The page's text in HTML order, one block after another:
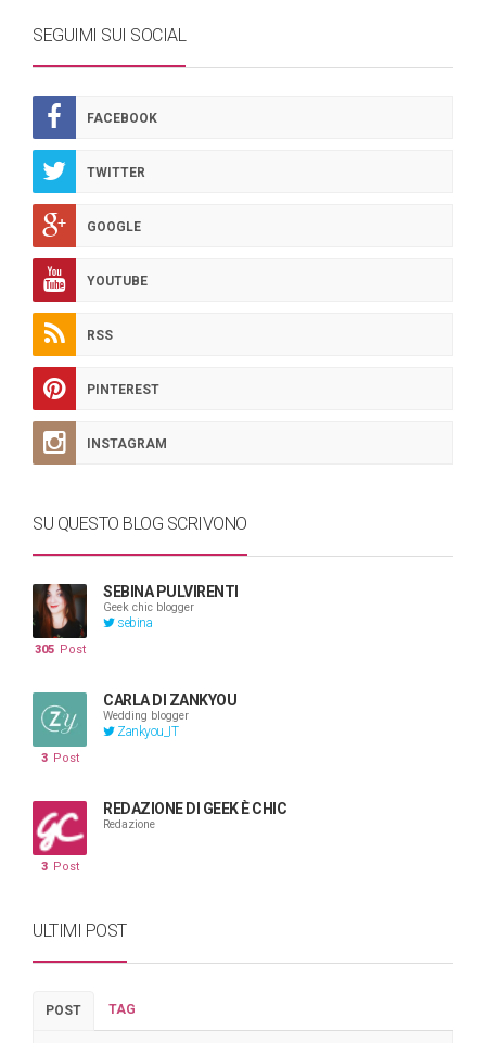
SEGUIMI SUI SOCIAL
FACEBOOK
TWITTER
GOOGLE
YOUTUBE
RSS
PINTEREST
INSTAGRAM
SU QUESTO BLOG SCRIVONO
SEBINA PULVIRENTI
Geek chic blogger
sebina
305 Post
CARLA DI ZANKYOU
Wedding blogger
Zankyou_IT
3 Post
REDAZIONE DI GEEK È CHIC
Redazione
3 Post
ULTIMI POST
POST TAG